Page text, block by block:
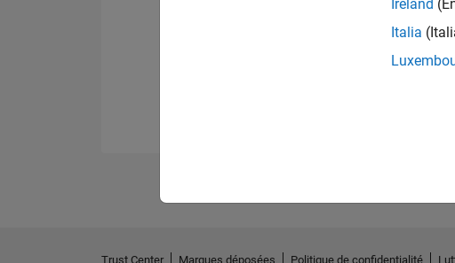
Ireland
Italia
Trust Center Marques déposées Politique de confidentialité